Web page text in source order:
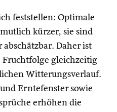
feststellen: Optimale
kürzer, sie sind
Daher ist
gleichzeitig
Witterungsverlauf.
Erntefenster sowie
erhöhen die